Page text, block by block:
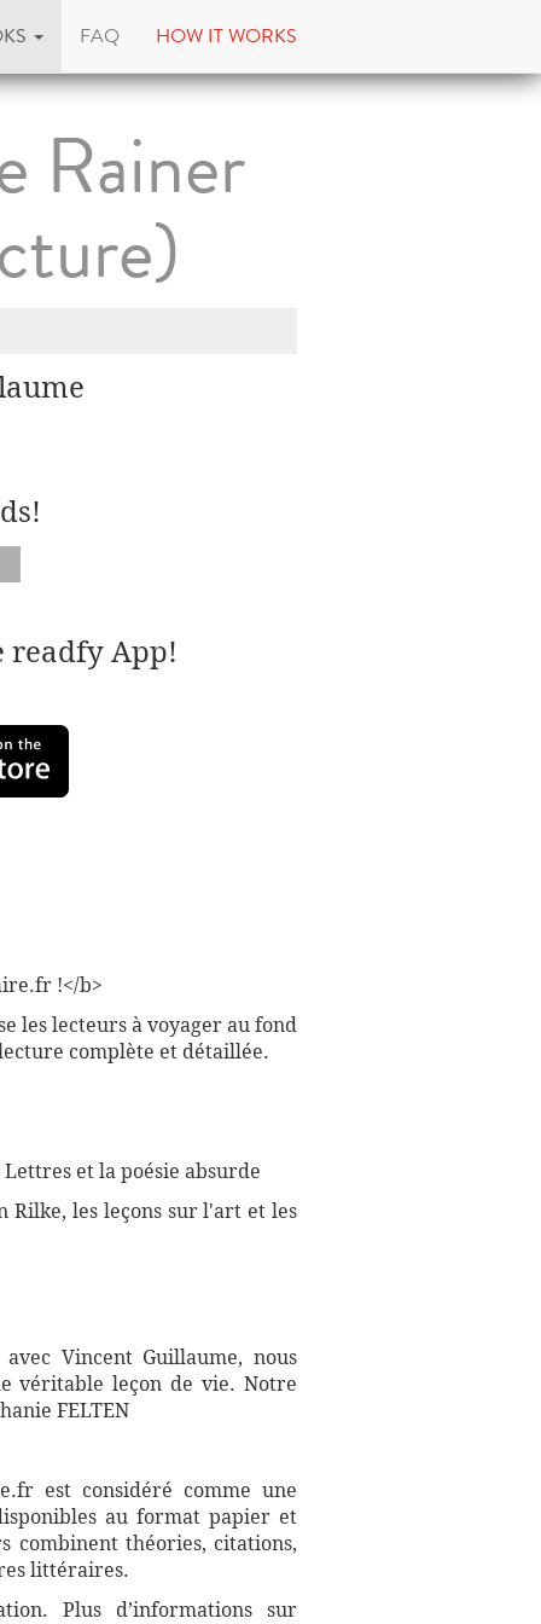
FAQ HOW IT WORKS
Rainer
readfy App!
!</b>
les lecteurs à voyager au fond
complète et détaillée.
et la poésie absurde
Rilke, les leçons sur l'art et les
Vincent Guillaume, nous
véritable leçon de vie. Notre
FELTEN
est considéré comme une
au format papier et
combinent théories, citations,
littéraires.
Plus d’informations sur